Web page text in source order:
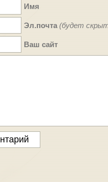
Имя
Эл.почта (будет
Ваш сайт